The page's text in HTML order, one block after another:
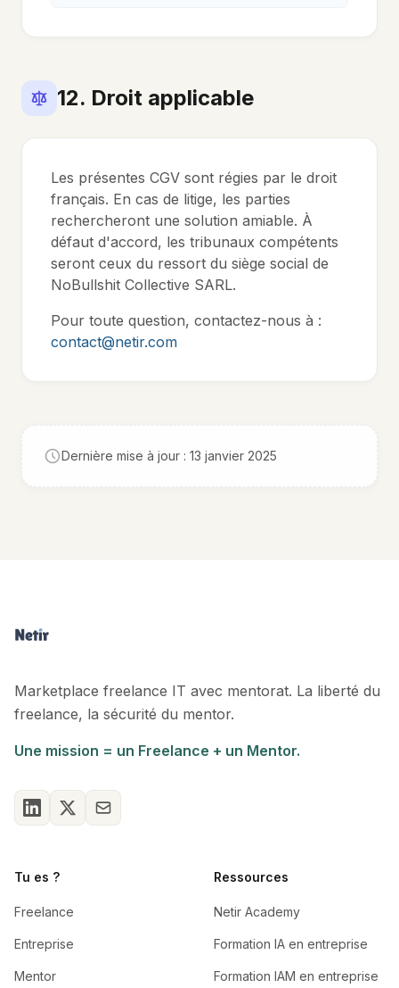
12. Droit applicable
Les présentes CGV sont régies par le droit
français. En cas de litige, les parties
rechercheront une solution amiable. À
défaut d'accord, les tribunaux compétents
seront ceux du ressort du siège social de
NoBullshit Collective SARL.
Pour toute question, contactez-nous à :
contact@netir.com
Dernière mise à jour : 13 janvier 2025
Marketplace freelance IT avec mentorat. La liberté du
freelance, la sécurité du mentor.
Une mission = un Freelance + un Mentor.
Tu es ?
Freelance
Entreprise
Mentor
Ressources
Netir Academy
Formation IA en entreprise
Formation IAM en entreprise